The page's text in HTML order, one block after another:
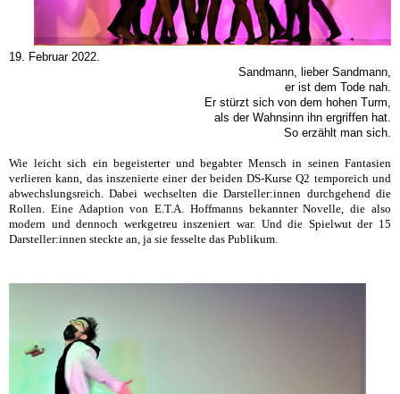
19. Februar 2022.
Sandmann, lieber Sandmann,
er ist dem Tode nah.
Er stürzt sich von dem hohen Turm,
als der Wahnsinn ihn ergriffen hat.
So erzählt man sich.
Wie leicht sich ein begeisterter und begabter Mensch in seinen Fantasien
verlieren kann, das inszenierte einer der beiden DS-Kurse Q2 temporeich und
abwechslungsreich. Dabei wechselten die Darsteller:innen durchgehend die
Rollen. Eine Adaption von E.T.A. Hoffmanns bekannter Novelle, die also
modern und dennoch werkgetreu inszeniert war. Und die Spielwut der 15
Darsteller:innen steckte an, ja sie fesselte das Publikum.